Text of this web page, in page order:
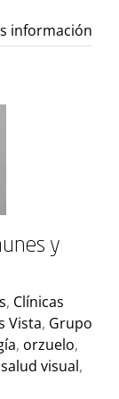
información
y
, Clínicas
Vista, Grupo
, orzuelo,
salud visual,